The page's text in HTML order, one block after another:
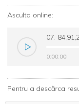
Asculta online:
07.
0:00:00
0:00:00
Pentru a descărca